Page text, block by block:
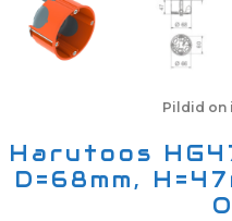
Harutoos
D=68mm,
Pildid on